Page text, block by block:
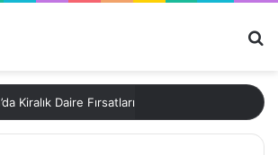
Kiralık Daire Fırsatları